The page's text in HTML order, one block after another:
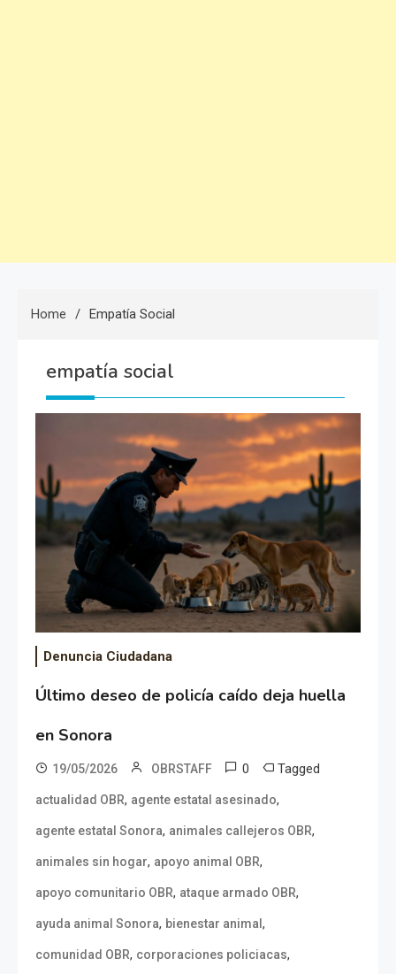
Home Empatía Social
empatía social
Denuncia Ciudadana
Último deseo de policía caído deja huella
en Sonora
19/05/2026 OBRSTAFF 0 Tagged
actualidad OBR, agente estatal asesinado,
agente estatal Sonora, animales callejeros OBR,
animales sin hogar, apoyo animal OBR,
apoyo comunitario OBR, ataque armado OBR,
ayuda animal Sonora, bienestar animal,
comunidad OBR, corporaciones policiacas,